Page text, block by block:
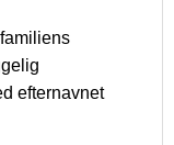
efternavnet